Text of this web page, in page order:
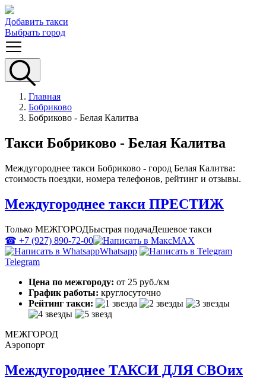
Добавить такси
Выбрать город
Главная
Бобриково
Бобриково - Белая Калитва
Такси Бобриково - Белая Калитва
Междугороднее такси Бобриково - город Белая Калитва:
стоимость поездки, номера телефонов, рейтинг и отзывы.
Междугороднее такси ПРЕСТИЖ
Только МЕЖГОРОДБыстрая подачаДешевое такси
☎ +7 (927) 890-72-00
MAX
Whatsapp
Telegram
Цена по межгороду: от 25 руб./км
График работы: круглосуточно
Рейтинг такси:
МЕЖГОРОД
Аэропорт
Междугороднее ТАКСИ ДЛЯ СВОих